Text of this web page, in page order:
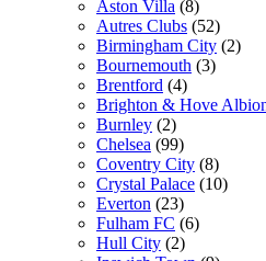
Aston Villa (8)
Autres Clubs (52)
Birmingham City (2)
Bournemouth (3)
Brentford (4)
Brighton & Hove
Burnley (2)
Chelsea (99)
Coventry City (8)
Crystal Palace (10)
Everton (23)
Fulham FC (6)
Hull City (2)